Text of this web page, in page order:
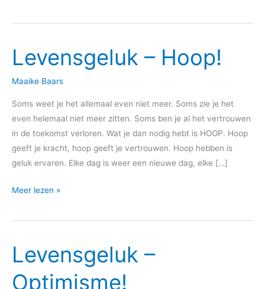
Levensgeluk – Hoop!
Maaike Baars
Soms weet je het allemaal even niet meer. Soms zie je het
even helemaal niet meer zitten. Soms ben je al het vertrouwen
in de toekomst verloren. Wat je dan nodig hebt is HOOP. Hoop
geeft je kracht, hoop geeft je vertrouwen. Hoop hebben is
geluk ervaren. Elke dag is weer een nieuwe dag, elke […]
Levensgeluk
–
Hoop!
Meer lezen »
Levensgeluk –
Optimisme!
Levensgeluk
–
Optimisme!